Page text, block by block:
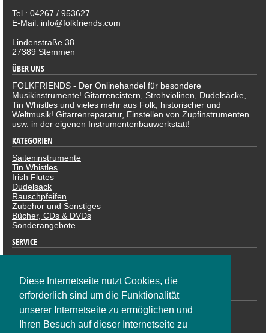
Diese Internetseite nutzt Cookies, die
erforderlich sind um die Funktionalität
unserer Internetseite zu ermöglichen und
Ihren Besuch auf dieser Internetseite zu
Tel.: 04267 / 953627
E-Mail: info@folkfriends.com
Lindenstraße 38
27389 Stemmen
ÜBER UNS
FOLKFRIENDS - Der Onlinehandel für besondere
Musikinstrumente! Gitarrencistern, Strohviolinen, Dudelsäcke,
Tin Whistles und vieles mehr aus Folk, historischer und
Weltmusik! Gitarrenreparatur, Einstellen von Zupfinstrumenten
usw. in der eigenen Instrumentenbauwerkstatt!
KATEGORIEN
Saiteninstrumente
Tin Whistles
Irish Flutes
Dudelsack
Rauschpfeifen
Zubehör und Sonstiges
Bücher, CDs & DVDs
Sonderangebote
SERVICE
Widerruf
ZAHLUNGSARTEN